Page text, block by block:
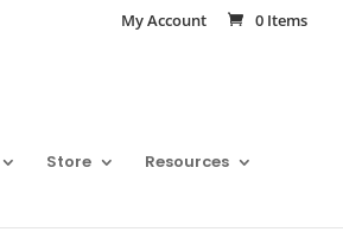
My Account 0 Items
Store
Resources